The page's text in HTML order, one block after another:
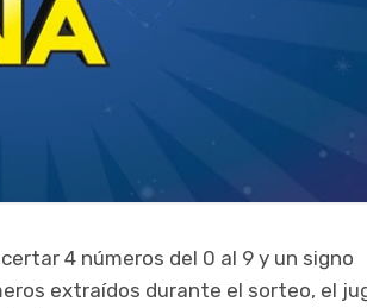
4 números del 0 al 9 y un signo
extraídos durante el sorteo, el